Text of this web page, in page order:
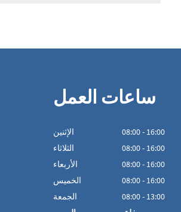
ساعات العمل
الإثنين 08:00- 16:00
الثلاثاء 08:00- 16:00
الأربعاء 08:00- 16:00
الخميس 08:00- 16:00
الجمعة 08:00- 13:00